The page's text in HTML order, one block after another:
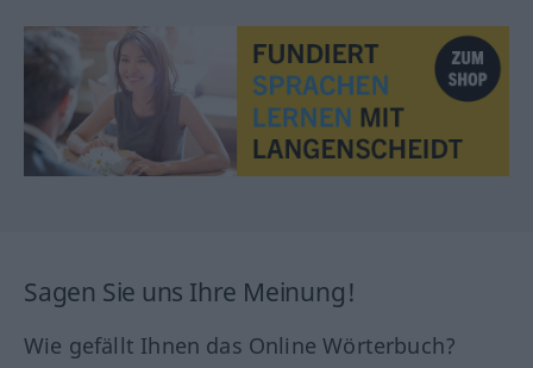
Sagen Sie uns Ihre Meinung!
Wie gefällt Ihnen das Online Wörterbuch?